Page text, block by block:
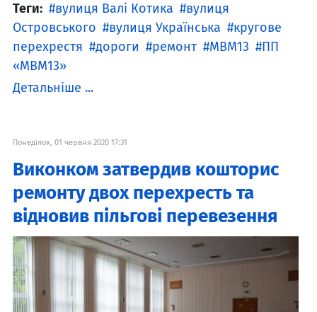
Теги: вулиця Валі Котика
вулиця
Островського
вулиця Українська
кругове
перехрестя
дороги ремонт МВМ13
ПП
«МВМ13»
Детальніше ...
Понеділок, 01 червня 2020 17:31
Виконком затвердив кошторис
ремонту двох перехресть та
відновив пільгові перевезення